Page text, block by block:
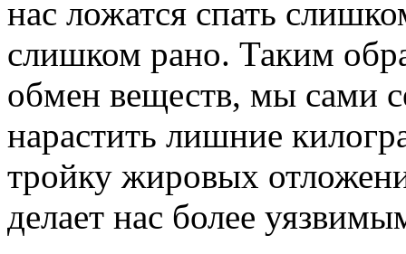
нас ложатся спать
слишком рано. Таким
обмен веществ, мы сами
нарастить лишние
тройку жировых
делает нас более